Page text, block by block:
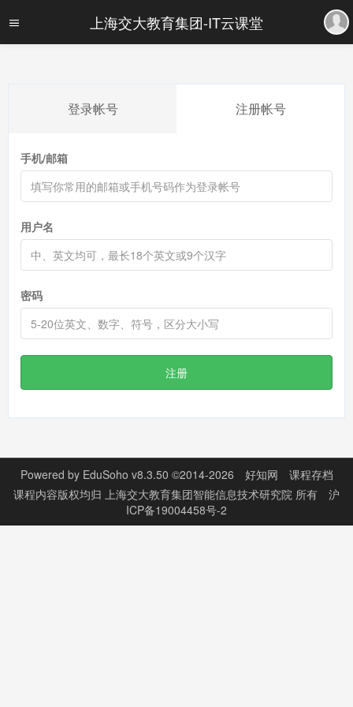
上海交大教育集团-IT云课堂
登录帐号 注册帐号
手机/邮箱
用户名
密码
注册
Powered by EduSoho v8.3.50 ©2014-2026 好知网
课程存档
课程内容版权均归 上海交大教育集团智能信息技术研究院 所有
沪
ICP备19004458号-2